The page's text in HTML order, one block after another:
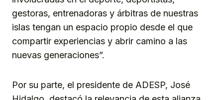
gestoras, entrenadoras y árbitras de nuestras
islas tengan un espacio propio desde el que
compartir experiencias y abrir camino a las
nuevas generaciones”.
Por su parte, el presidente de ADESP, José